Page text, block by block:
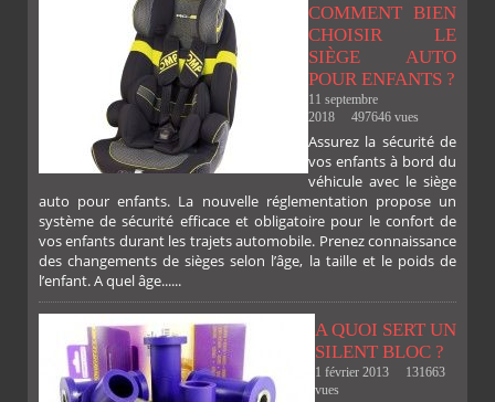
COMMENT BIEN
CHOISIR LE
SIÈGE AUTO
POUR ENFANTS ?
11 septembre
2018
497646 vues
Assurez la sécurité de
vos enfants à bord du
véhicule avec le siège
auto pour enfants. La nouvelle réglementation propose un
système de sécurité efficace et obligatoire pour le confort de
vos enfants durant les trajets automobile. Prenez connaissance
des changements de sièges selon l’âge, la taille et le poids de
l’enfant. A quel âge......
A QUOI SERT UN
SILENT BLOC ?
1 février 2013
131663
vues